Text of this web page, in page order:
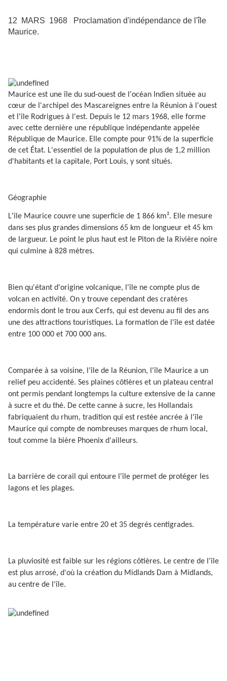
12 MARS 1968 Proclamation d'indépendance de l'île
Maurice.
Maurice est une île du sud-ouest de l'océan Indien située au
cœur de l'archipel des Mascareignes entre la Réunion à l'ouest
et l'île Rodrigues à l'est. Depuis le 12 mars 1968, elle forme
avec cette dernière une république indépendante appelée
République de Maurice. Elle compte pour 91% de la superficie
de cet État. L'essentiel de la population de plus de 1,2 million
d'habitants et la capitale, Port Louis, y sont situés.
Géographie
L'île Maurice couvre une superficie de 1 866 km². Elle mesure
dans ses plus grandes dimensions 65 km de longueur et 45 km
de largueur. Le point le plus haut est le Piton de la Rivière noire
qui culmine à 828 mètres.
Bien qu'étant d'origine volcanique, l'île ne compte plus de
volcan en activité. On y trouve cependant des cratères
endormis dont le trou aux Cerfs, qui est devenu au fil des ans
une des attractions touristiques. La formation de l'île est datée
entre 100 000 et 700 000 ans.
Comparée à sa voisine, l'île de la Réunion, l'île Maurice a un
relief peu accidenté. Ses plaines côtières et un plateau central
ont permis pendant longtemps la culture extensive de la canne
à sucre et du thé. De cette canne à sucre, les Hollandais
fabriquaient du rhum, tradition qui est restée ancrée à l'île
Maurice qui compte de nombreuses marques de rhum local,
tout comme la bière Phoenix d'ailleurs.
La barrière de corail qui entoure l'île permet de protéger les
lagons et les plages.
La température varie entre 20 et 35 degrés centigrades.
La pluviosité est faible sur les régions côtières. Le centre de l'île
est plus arrosé, d'où la création du Midlands Dam à Midlands,
au centre de l'île.